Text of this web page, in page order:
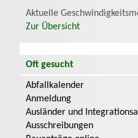
Aktuelle
Zur Übersicht
Oft gesucht
Abfallkalender
Anmeldung
Ausländer und
Ausschreibungen